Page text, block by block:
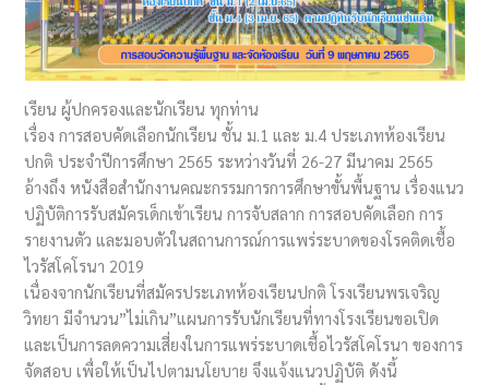
เรียน ผู้ปกครองและนักเรียน ทุกท่าน
เรื่อง การสอบคัดเลือกนักเรียน ชั้น ม.1 และ ม.4 ประเภทห้องเรียน
ปกติ ประจำปีการศึกษา 2565 ระหว่างวันที่ 26-27 มีนาคม 2565
อ้างถึง หนังสือสำนักงานคณะกรรมการการศึกษาขั้นพื้นฐาน เรื่องแนว
ปฏิบัติการรับสมัครเด็กเข้าเรียน การจับสลาก การสอบคัดเลือก การ
รายงานตัว และมอบตัวในสถานการณ์การแพร่ระบาดของโรคติดเชื้อ
ไวรัสโคโรนา 2019
เนื่องจากนักเรียนที่สมัครประเภทห้องเรียนปกติ โรงเรียนพรเจริญ
วิทยา มีจำนวน”ไม่เกิน”แผนการรับนักเรียนที่ทางโรงเรียนขอเปิด
และเป็นการลดความเสี่ยงในการแพร่ระบาดเชื้อไวรัสโคโรนา ของการ
จัดสอบ เพื่อให้เป็นไปตามนโยบาย จึงแจ้งแนวปฏิบัติ ดังนี้